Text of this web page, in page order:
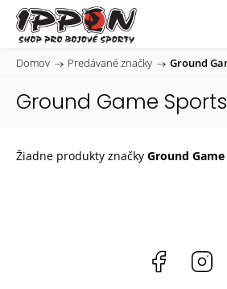
Domov / Predávané značky / Ground
Ground Game Sports
Žiadne produkty značky Ground
Facebook